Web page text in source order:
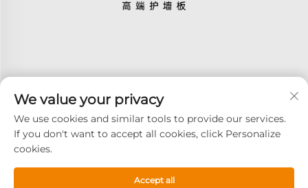
สมัครสมาชิก
นโยบายความเป็นส่วนตัว
We value your privacy
We use cookies and similar tools to provide our services.
If you don't want to accept all cookies, click Personalize
cookies.
Accept all